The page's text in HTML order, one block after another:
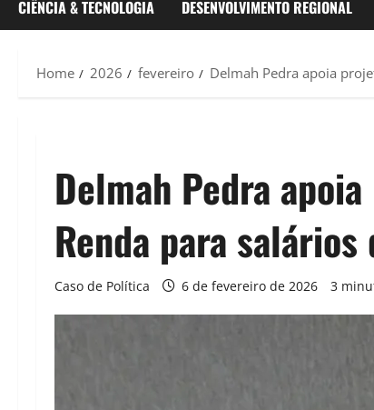
CIÊNCIA & TECNOLOGIA DESENVOLVIMENTO REGIONAL
Home 2026 fevereiro Delmah Pedra apoia
Delmah Pedra
Renda para
Caso de Política 6 de fevereiro de 2026 3